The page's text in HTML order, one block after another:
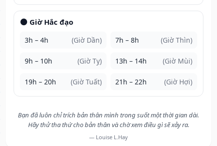
🌑 Giờ Hắc đạo
3h – 4h (Giờ Dần) 7h – 8h (Giờ Thìn)
9h – 10h (Giờ Tỵ) 13h – 14h (Giờ Mùi)
19h – 20h (Giờ Tuất) 21h – 22h (Giờ Hợi)
Bạn đã luôn chỉ trích bản thân mình trong suốt một thời gian dài.
Hãy thử tha thứ cho bản thân và chờ xem điều gì sẽ xảy ra.
— Louise L.Hay